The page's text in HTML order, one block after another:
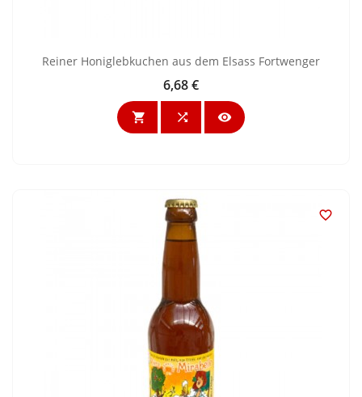
Reiner Honiglebkuchen aus dem Elsass Fortwenger
Preis
6,68 €
  
